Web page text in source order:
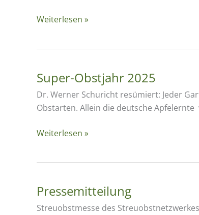
In
2025
Weiterlesen »
Super-Obstjahr 2025
Dr. Werner Schuricht resümiert: Jeder
Obstarten. Allein die deutsche
Super-
Weiterlesen »
Pressemitteilung
Streuobstmesse des